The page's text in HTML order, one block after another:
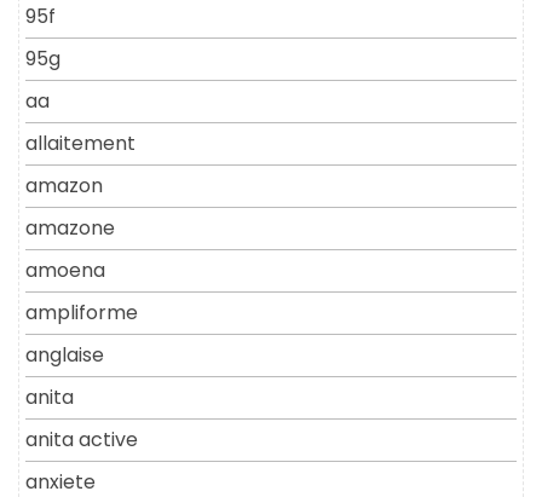
95f
95g
aa
allaitement
amazon
amazone
amoena
ampliforme
anglaise
anita
anita active
anxiete